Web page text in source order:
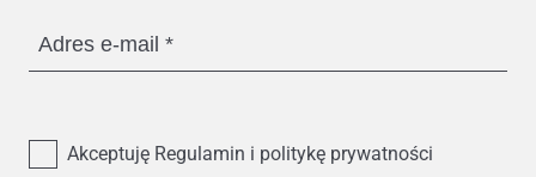
Adres e-mail
Akceptuję Regulamin i politykę prywatności